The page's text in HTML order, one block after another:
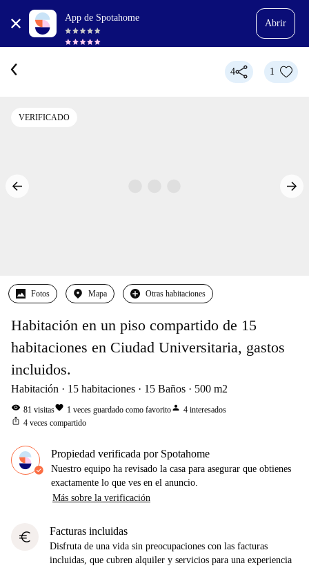
App de Spotahome
Abrir
4 1
VERIFICADO
Fotos Mapa Otras habitaciones
Habitación en un piso compartido de 15
habitaciones en Ciudad Universitaria, gastos
incluidos.
Habitación 15 habitaciones 15 Baños 500 m2
visibility 81 visitasfavorite 1 veces guardado como favoritoperson 4 interesados
ios_share 4 veces compartido
Propiedad verificada por Spotahome
Nuestro equipo ha revisado la casa para asegurar que obtienes
exactamente lo que ves en el anuncio.
Más sobre la verificación
euro Facturas incluidas
Disfruta de una vida sin preocupaciones con las facturas
incluidas, que cubren alquiler y servicios para una experiencia